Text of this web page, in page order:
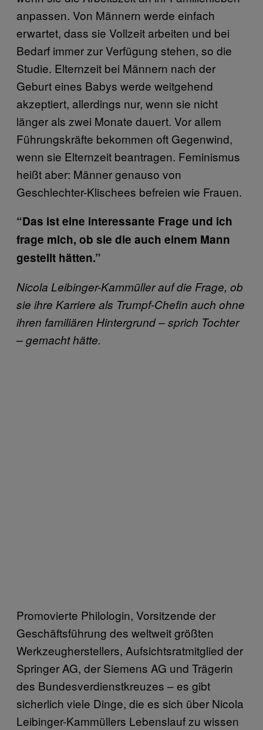
anpassen. Von Männern werde einfach
erwartet, dass sie Vollzeit arbeiten und bei
Bedarf immer zur Verfügung stehen, so die
Studie. Elternzeit bei Männern nach der
Geburt eines Babys werde weitgehend
akzeptiert, allerdings nur, wenn sie nicht
länger als zwei Monate dauert. Vor allem
Führungskräfte bekommen oft Gegenwind,
wenn sie Elternzeit beantragen. Feminismus
heißt aber: Männer genauso von
Geschlechter-Klischees befreien wie Frauen.
“Das ist eine interessante Frage und ich
frage mich, ob sie die auch einem Mann
gestellt hätten.”
Nicola Leibinger-Kammüller auf die Frage, ob
sie ihre Karriere als Trumpf-Chefin auch ohne
ihren familiären Hintergrund – sprich Tochter
– gemacht hätte.
Promovierte Philologin, Vorsitzende der
Geschäftsführung des weltweit größten
Werkzeugherstellers, Aufsichtsratmitglied der
Springer AG, der Siemens AG und Trägerin
des Bundesverdienstkreuzes – es gibt
sicherlich viele Dinge, die es sich über Nicola
Leibinger-Kammüllers Lebenslauf zu wissen